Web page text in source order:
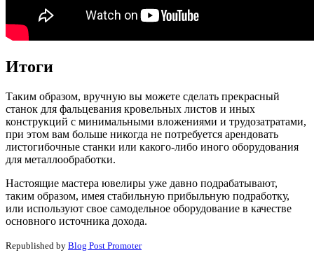
Итоги
Таким образом, вручную вы можете сделать прекрасный
станок для фальцевания кровельных листов и иных
конструкций с минимальными вложениями и трудозатратами,
при этом вам больше никогда не потребуется арендовать
листогибочные станки или какого-либо иного оборудования
для металлообработки.
Настоящие мастера ювелиры уже давно подрабатывают,
таким образом, имея стабильную прибыльную подработку,
или используют свое самодельное оборудование в качестве
основного источника дохода.
Republished by Blog Post Promoter